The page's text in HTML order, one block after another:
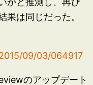
果は同じだった。
09/03/064917
のアップデート